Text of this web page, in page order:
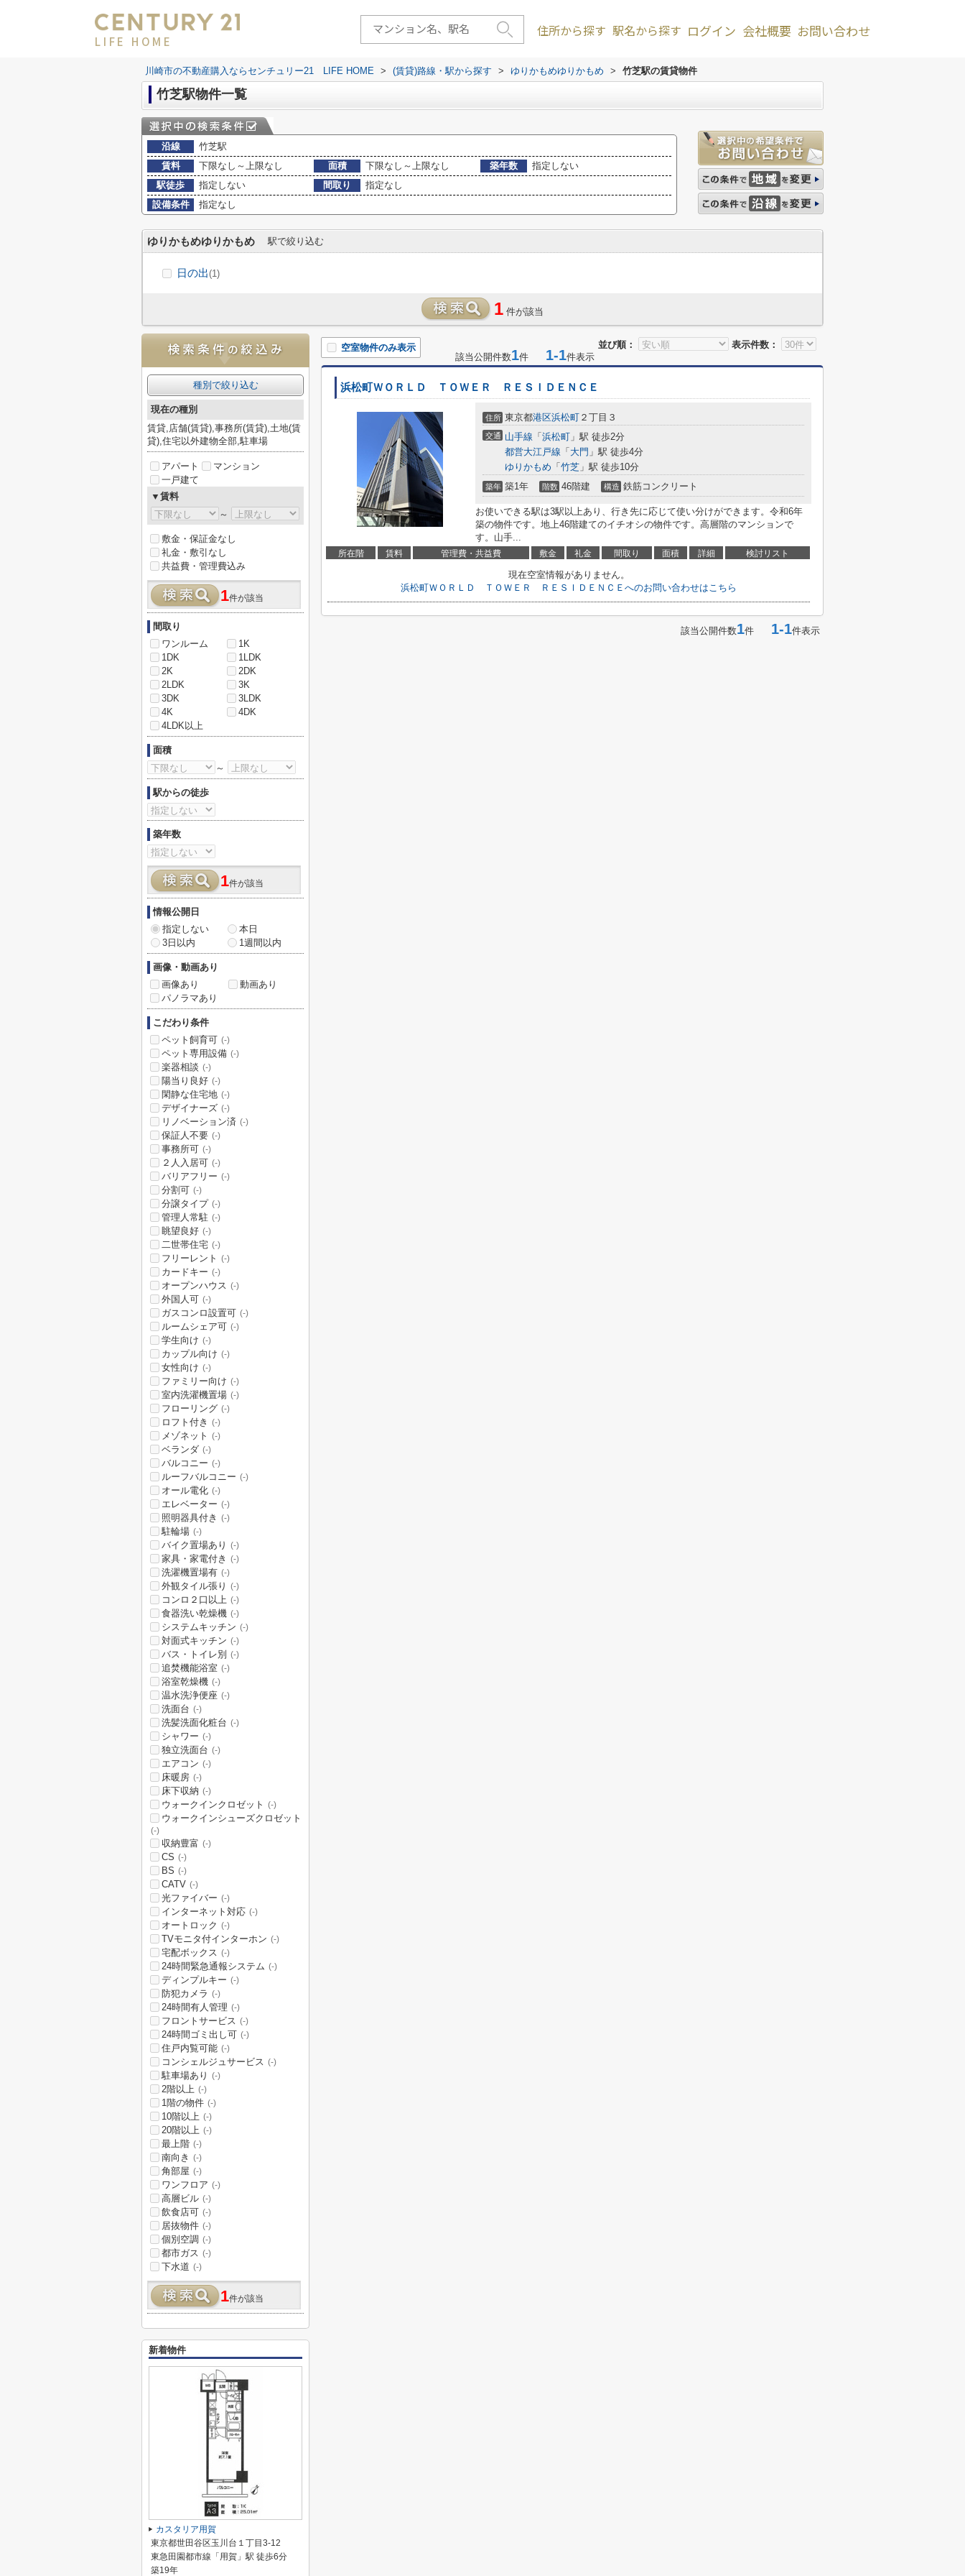
LIFE HOME
住所から探す 駅名から探す ログイン 会社概要 お問い合わせ
川崎市の不動産購入ならセンチュリー21 LIFE HOME > (賃貸)路線・駅から探す > ゆりかもめゆりかもめ > 竹芝駅の賃貸物件
竹芝駅物件一覧
沿線
竹芝駅
賃料
下限なし～上限なし 面積 下限なし～上限なし 築年数
指定しない
駅徒歩
指定しない 間取り
指定なし
設備条件
指定なし
ゆりかもめゆりかもめ 駅で絞り込む
日の出(1)
1 件が該当
並び順： 表示件数：
空室物件のみ表示
該当公開件数1件 1-1件表示
浜松町ＷＯＲＬＤ ＴＯＷＥＲ ＲＥＳＩＤＥＮＣＥ
住所 東京都港区浜松町 ２丁目３
交通 山手線 「 浜松町 」駅 徒歩2分
都営大江戸線 「 大門 」駅 徒歩4分
ゆりかもめ 「 竹芝 」駅 徒歩10分
築年 築1年 階数 46階建 構造 鉄筋コンクリート
お使いできる駅は3駅以上あり、行き先に応じて使い分けができます。令和6年
築の物件です。地上46階建てのイチオシの物件です。高層階のマンションで
す。山手...
所在階 賃料 管理費・共益費 敷金 礼金 間取り 面積 詳細 検討リスト
現在空室情報がありません。
浜松町ＷＯＲＬＤ ＴＯＷＥＲ ＲＥＳＩＤＥＮＣＥへのお問い合わせはこちら
該当公開件数1件 1-1件表示
種別で絞り込む
現在の種別
賃貸,店舗(賃貸),事務所(賃貸),土地(賃
貸),住宅以外建物全部,駐車場
アパート
マンション
一戸建て
▼賃料
～
敷金・保証金なし
礼金・敷引なし
共益費・管理費込み
1件が該当
間取り
ワンルーム
1K
1DK
1LDK
2K
2DK
2LDK
3K
3DK
3LDK
4K
4DK
4LDK以上
面積
～
駅からの徒歩
築年数
1件が該当
情報公開日
指定しない
本日
3日以内
1週間以内
画像・動画あり
画像あり
動画あり
パノラマあり
こだわり条件
ペット飼育可 (-)
ペット専用設備 (-)
楽器相談 (-)
陽当り良好 (-)
閑静な住宅地 (-)
デザイナーズ (-)
リノベーション済 (-)
保証人不要 (-)
事務所可 (-)
２人入居可 (-)
バリアフリー (-)
分割可 (-)
分譲タイプ (-)
管理人常駐 (-)
眺望良好 (-)
二世帯住宅 (-)
フリーレント (-)
カードキー (-)
オープンハウス (-)
外国人可 (-)
ガスコンロ設置可 (-)
ルームシェア可 (-)
学生向け (-)
カップル向け (-)
女性向け (-)
ファミリー向け (-)
室内洗濯機置場 (-)
フローリング (-)
ロフト付き (-)
メゾネット (-)
ベランダ (-)
バルコニー (-)
ルーフバルコニー (-)
オール電化 (-)
エレベーター (-)
照明器具付き (-)
駐輪場 (-)
バイク置場あり (-)
家具・家電付き (-)
洗濯機置場有 (-)
外観タイル張り (-)
コンロ２口以上 (-)
食器洗い乾燥機 (-)
システムキッチン (-)
対面式キッチン (-)
バス・トイレ別 (-)
追焚機能浴室 (-)
浴室乾燥機 (-)
温水洗浄便座 (-)
洗面台 (-)
洗髪洗面化粧台 (-)
シャワー (-)
独立洗面台 (-)
エアコン (-)
床暖房 (-)
床下収納 (-)
ウォークインクロゼット (-)
ウォークインシューズクロゼット
(-)
収納豊富 (-)
CS (-)
BS (-)
CATV (-)
光ファイバー (-)
インターネット対応 (-)
オートロック (-)
TVモニタ付インターホン (-)
宅配ボックス (-)
24時間緊急通報システム (-)
ディンプルキー (-)
防犯カメラ (-)
24時間有人管理 (-)
フロントサービス (-)
24時間ゴミ出し可 (-)
住戸内覧可能 (-)
コンシェルジュサービス (-)
駐車場あり (-)
2階以上 (-)
1階の物件 (-)
10階以上 (-)
20階以上 (-)
最上階 (-)
南向き (-)
角部屋 (-)
ワンフロア (-)
高層ビル (-)
飲食店可 (-)
居抜物件 (-)
個別空調 (-)
都市ガス (-)
下水道 (-)
1件が該当
新着物件
カスタリア用賀
東京都世田谷区玉川台１丁目3-12
東急田園都市線「用賀」駅 徒歩6分
築19年